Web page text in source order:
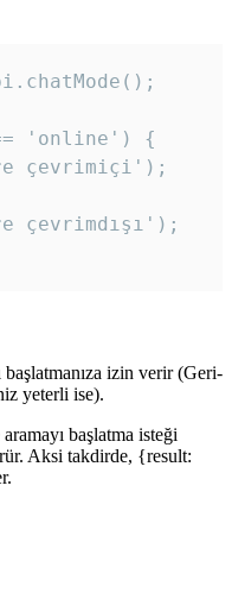
'online') {
çevrimiçi');
çevrimdışı');
izin verir (Geri-
yeterli ise).
başlatma isteği
Aksi takdirde, {result: